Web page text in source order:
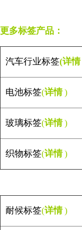
更多标签产品：
汽车行业标签(详情
电池标签(详情 )
玻璃标签(详情 )
织物标签(详情 )
耐候标签(详情